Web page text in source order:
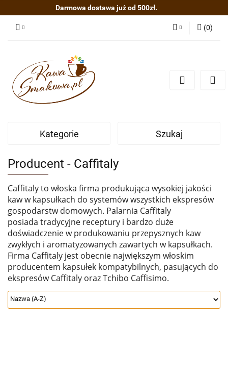
Darmowa dostawa już od 500zł.
Dodaj zgłoszenie
(0)
Kategorie Szukaj
Producent - Caffitaly
Caffitaly to włoska firma produkująca wysokiej jakości
kaw w kapsułkach do systemów wszystkich ekspresów
gospodarstw domowych. Palarnia Caffitaly
posiada tradycyjne receptury i bardzo duże
doświadczenie w produkowaniu przepysznych kaw
zwykłych i aromatyzowanych zawartych w kapsułkach.
Firma Caffitaly jest obecnie największym włoskim
producentem kapsułek kompatybilnych, pasujących do
ekspresów Caffitaly oraz Tchibo Caffisimo.